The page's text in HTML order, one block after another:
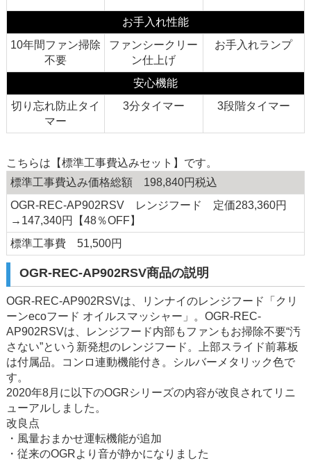
お手入れ性能
10年間ファン掃除
不要
ファンシークリー
ン仕上げ
お手入れランプ
安心機能
切り忘れ防止タイ
マー
3分タイマー 3段階タイマー
こちらは【標準工事費込みセット】です。
標準工事費込み価格総額 198,840円税込
OGR-REC-AP902RSV レンジフード 定価283,360円
→147,340円【48％OFF】
標準工事費 51,500円
OGR-REC-AP902RSV商品の説明
OGR-REC-AP902RSVは、リンナイのレンジフード「クリ
ーンecoフード オイルスマッシャー」。OGR-REC-
AP902RSVは、レンジフード内部もファンもお掃除不要“汚
さない”という新発想のレンジフード。上部スライド前幕板
は付属品。コンロ連動機能付き。シルバーメタリック色で
す。
2020年8月に以下のOGRシリーズの内容が改良されてリニ
ューアルしました。
改良点
・風量おまかせ運転機能が追加
・従来のOGRより音が静かになりました